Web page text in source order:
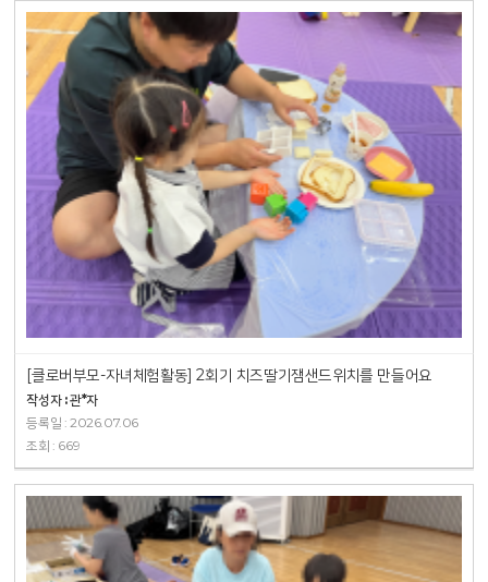
[클로버부모-자녀체험활동] 2회기 치즈딸기잼샌드위치를 만들어요
작성자 : 관*자
등록일 : 2026.07.06
조회 : 669